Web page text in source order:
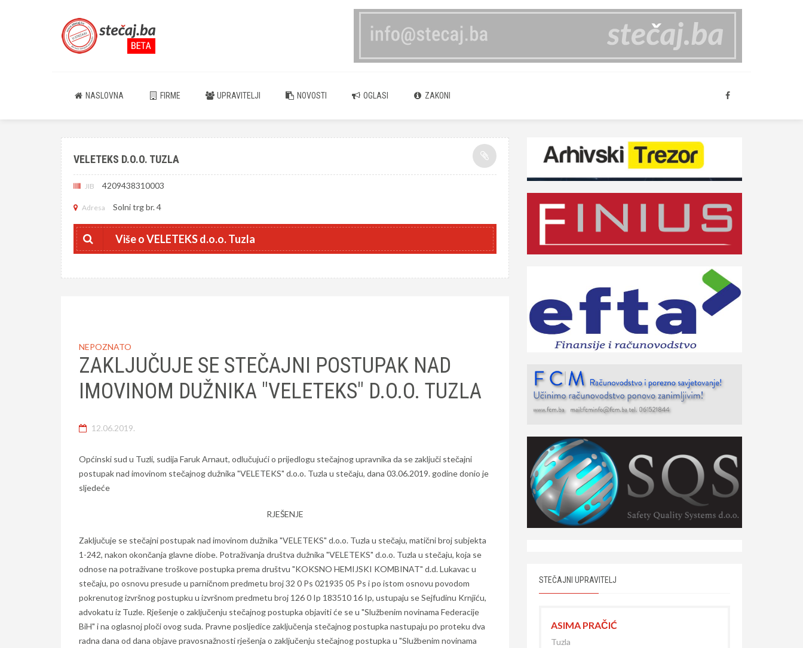
NASLOVNA FIRME UPRAVITELJI NOVOSTI OGLASI ZAKONI
VELETEKS D.O.O. TUZLA
JIB 4209438310003
Adresa Solni trg br. 4
Više o VELETEKS d.o.o. Tuzla
NEPOZNATO
ZAKLJUČUJE SE STEČAJNI POSTUPAK NAD
IMOVINOM DUŽNIKA "VELETEKS" D.O.O. TUZLA
12.06.2019.
Općinski sud u Tuzli, sudija Faruk Arnaut, odlučujući o prijedlogu stečajnog upravnika da se zaključi stečajni
postupak nad imovinom stečajnog dužnika "VELETEKS" d.o.o. Tuzla u stečaju, dana 03.06.2019. godine donio je
sljedeće
RJEŠENJE
Zaključuje se stečajni postupak nad imovinom dužnika "VELETEKS" d.o.o. Tuzla u stečaju, matični broj subjekta
1-242, nakon okončanja glavne diobe. Potraživanja društva dužnika "VELETEKS" d.o.o. Tuzla u stečaju, koja se
odnose na potraživane troškove postupka prema društvu "KOKSNO HEMIJSKI KOMBINAT" d.d. Lukavac u
stečaju, po osnovu presude u parničnom predmetu broj 32 0 Ps 021935 05 Ps i po istom osnovu povodom
pokrenutog izvršnog postupku u izvršnom predmetu broj 126 0 Ip 183510 16 Ip, ustupaju se Sejfudinu Krnjiću,
advokatu iz Tuzle. Rješenje o zaključenju stečajnog postupka objaviti će se u "Službenim novinama Federacije
BiH" i na oglasnoj ploči ovog suda. Pravne posljedice zaključenja stečajnog postupka nastupaju po proteku dva
radna dana od dana objave pravosnažnosti rješenja o zaključenju stečajnog postupka u "Službenim novinama
STEČAJNI UPRAVITELJ
ASIMA PRAČIĆ
Tuzla